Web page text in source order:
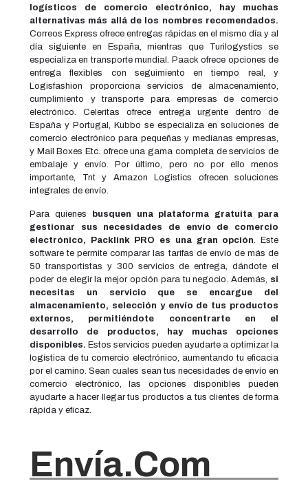
logísticos de comercio electrónico, hay muchas
alternativas más allá de los nombres recomendados.
Correos Express ofrece entregas rápidas en el mismo día y al
día siguiente en España, mientras que Turilogystics se
especializa en transporte mundial. Paack ofrece opciones de
entrega flexibles con seguimiento en tiempo real, y
Logisfashion proporciona servicios de almacenamiento,
cumplimiento y transporte para empresas de comercio
electrónico. Celeritas ofrece entrega urgente dentro de
España y Portugal, Kubbo se especializa en soluciones de
comercio electrónico para pequeñas y medianas empresas,
y Mail Boxes Etc. ofrece una gama completa de servicios de
embalaje y envío. Por último, pero no por ello menos
importante, Tnt y Amazon Logistics ofrecen soluciones
integrales de envío.
Para quienes busquen una plataforma gratuita para
gestionar sus necesidades de envío de comercio
electrónico, Packlink PRO es una gran opción . Este
software te permite comparar las tarifas de envío de más de
50 transportistas y 300 servicios de entrega, dándote el
poder de elegir la mejor opción para tu negocio. Además, si
necesitas un servicio que se encargue del
almacenamiento, selección y envío de tus productos
externos, permitiéndote concentrarte en el
desarrollo de productos, hay muchas opciones
disponibles. Estos servicios pueden ayudarte a optimizar la
logística de tu comercio electrónico, aumentando tu eficacia
por el camino. Sean cuales sean tus necesidades de envío en
comercio electrónico, las opciones disponibles pueden
ayudarte a hacer llegar tus productos a tus clientes de forma
rápida y eficaz.
Envía.com